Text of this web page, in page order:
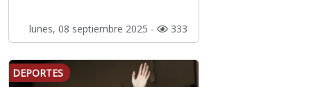
lunes, 08 septiembre 2025 - 333
DEPORTES